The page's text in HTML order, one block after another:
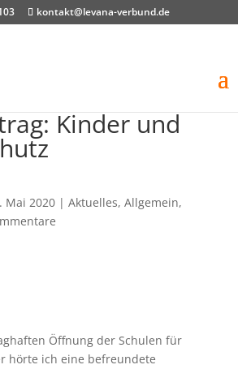
kontakt@levana-verbund.de
Kinder und
Mai 2020| Aktuelles, Allgemein,
Öffnung der Schulen für
hörte ich eine befreundete